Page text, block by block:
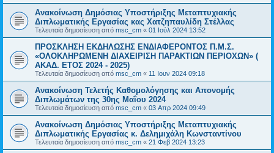
Ανακοίνωση Δημόσιας Υποστήριξης Μεταπτυχιακής
Διπλωματικής Εργασίας κας Χατζηπαυλίδη Στέλλας
Τελευταία δημοσίευση από msc_cm « 01 Ιούλ 2024 13:52
ΠΡΟΣΚΛΗΣΗ ΕΚΔΗΛΩΣΗΣ ΕΝΔΙΑΦΕΡΟΝΤΟΣ Π.Μ.Σ.
«ΟΛΟΚΛΗΡΩΜΕΝΗ ΔΙΑΧΕΙΡΙΣΗ ΠΑΡΑΚΤΙΩΝ ΠΕΡΙΟΧΩΝ» (
ΑΚΑΔ. ΕΤΟΣ 2024 - 2025)
Τελευταία δημοσίευση από msc_cm « 11 Ιουν 2024 09:18
Ανακοίνωση Τελετής Καθομολόγησης και Απονομής
Διπλωμάτων της 30ης Μαΐου 2024
Τελευταία δημοσίευση από msc_cm « 03 Απρ 2024 09:49
Ανακοίνωση Δημόσιας Υποστήριξης Μεταπτυχιακής
Διπλωματικής Εργασίας κ. Δελημιχάλη Κωνσταντίνου
Τελευταία δημοσίευση από msc_cm « 21 Φεβ 2024 13:23